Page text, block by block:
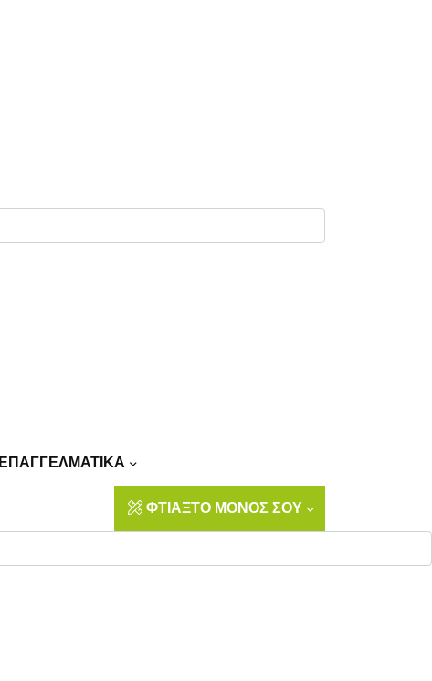
ΕΠΑΓΓΕΛΜΑΤΙΚΑ
ΦΤΙΑΞΤΟ ΜΟΝΟΣ ΣΟΥ